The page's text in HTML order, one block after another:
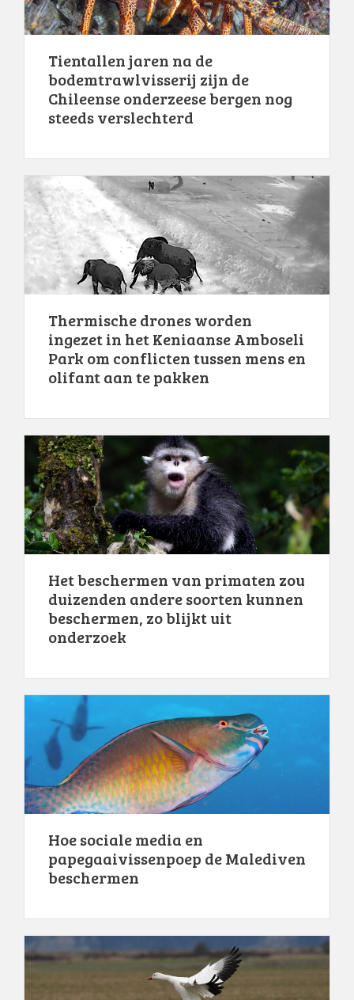
Tientallen jaren na de
bodemtrawlvisserij zijn de
Chileense onderzeese bergen nog
steeds verslechterd
Thermische drones worden
ingezet in het Keniaanse Amboseli
Park om conflicten tussen mens en
olifant aan te pakken
Het beschermen van primaten zou
duizenden andere soorten kunnen
beschermen, zo blijkt uit
onderzoek
Hoe sociale media en
papegaaivissenpoep de Malediven
beschermen